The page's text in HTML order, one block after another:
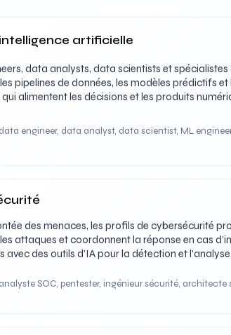
artificielle
data analysts, data scientists et spécialistes
pipelines de données, les modèles prédictifs et
alimentent les décisions et les produits
engineer, data analyst, data scientist, ML
des menaces, les profils de cybersécurité
attaques et coordonnent la réponse en cas
avec des outils d’IA pour la détection et l’analyse.
SOC, pentester, ingénieur sécurité, architecte